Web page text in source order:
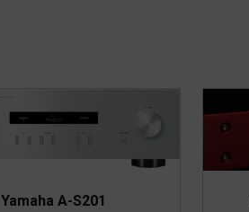
Yamaha A-S201